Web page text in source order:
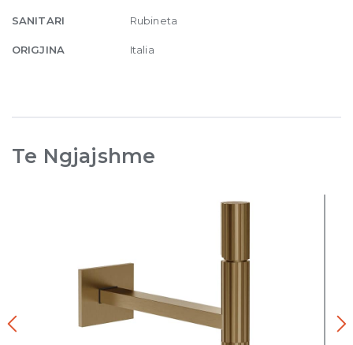
SANITARI Rubineta
ORIGJINA Italia
Te Ngjajshme